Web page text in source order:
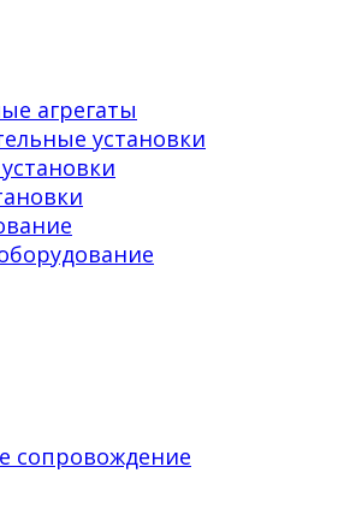
агрегаты
установки
сопровождение